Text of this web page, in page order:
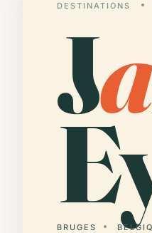
DESTINATIONS
Ja
BRUGES